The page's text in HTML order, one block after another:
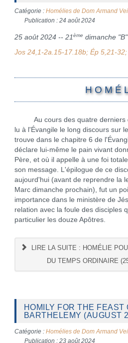
Catégorie : Homélies de Dom Armand
Publication : 24 août 2024
25 août 2024 -- 21ème dimanche "B"
Jos 24,1-2a.15-17.18b; Ép 5,21-
H O M É
Au cours des quatre derniers
lu à l'Évangile le long discours sur
trouve dans le chapitre 6 de
déclare lui-même le pain vivant
Père, et où il appelle à une foi
son message. L'épilogue de ce
aujourd'hui (avant de reprendre la
Marc dimanche prochain), fut un
importance dans le ministère de
relation avec la foule des disciples
particulier les douze Apôtres.
LIRE LA SUITE : HOMÉLIE
DU TEMPS ORDINAIRE
HOMILY FOR THE FEAST
BARTHELEMY (AUGUST
Catégorie : Homélies de Dom Armand
Publication : 23 août 2024